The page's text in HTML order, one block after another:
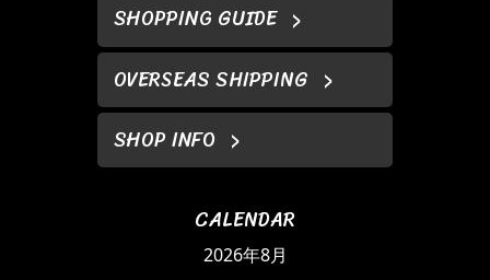
SHOPPING GUIDE
OVERSEAS SHIPPING
SHOP INFO
CALENDAR
2026年8月